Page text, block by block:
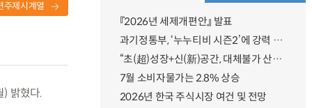
주제시계열
밝혔다.
『2026년 세제개편안』 발표
과기정통부, ‘누누티비 시즌2’에 강력 대응 의지 밝혀
“초(超)성장+신(新)공간, 대체불가 산업강국”
7월 소비자물가는 2.8% 상승
2026년 한국 주식시장 여건 및 전망